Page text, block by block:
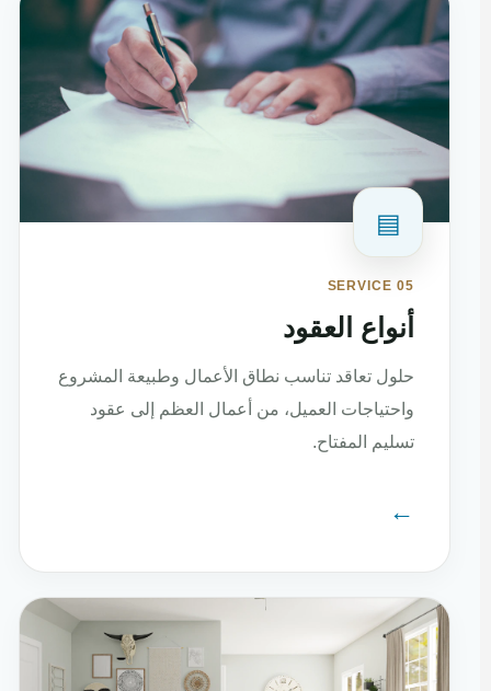
▤
SERVICE 05
أنواع العقود
حلول تعاقد تناسب نطاق الأعمال وطبيعة المشروع
واحتياجات العميل، من أعمال العظم إلى عقود
تسليم المفتاح.
←